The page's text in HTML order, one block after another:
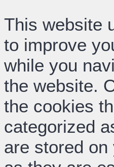
This website
to improve
while you
the website.
the cookies
categorized
are stored